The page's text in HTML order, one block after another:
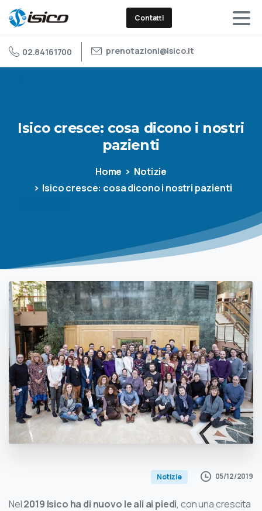
Contatti
02.84161700 prenotazioni@isico.it
Isico cresce: cosa dicono i nostri
pazienti
Home
Notizie
Isico cresce: cosa dicono i nostri pazienti
Notizie 05/12/2019
Nel2019 Isico ha di nuovo le ali ai piedi, con una crescita